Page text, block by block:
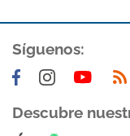
Síguenos:
Descubre